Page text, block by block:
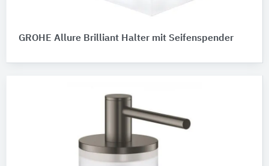
GROHE Allure Brilliant Halter mit Seifenspender